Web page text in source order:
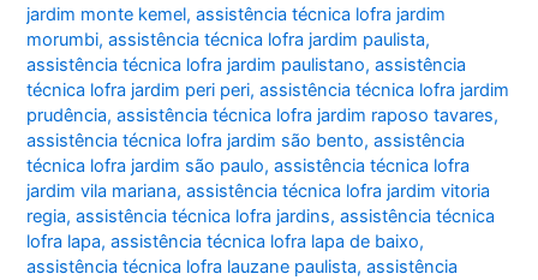
jardim monte kemel,assistência técnica lofra jardim
morumbi,assistência técnica lofra jardim paulista,
assistência técnica lofra jardim paulistano,assistência
técnica lofra jardim peri peri,assistência técnica lofra jardim
prudência,assistência técnica lofra jardim raposo tavares,
assistência técnica lofra jardim são bento,assistência
técnica lofra jardim são paulo,assistência técnica lofra
jardim vila mariana,assistência técnica lofra jardim vitoria
regia,assistência técnica lofra jardins,assistência técnica
lofra lapa,assistência técnica lofra lapa de baixo,
assistência técnica lofra lauzane paulista,assistência